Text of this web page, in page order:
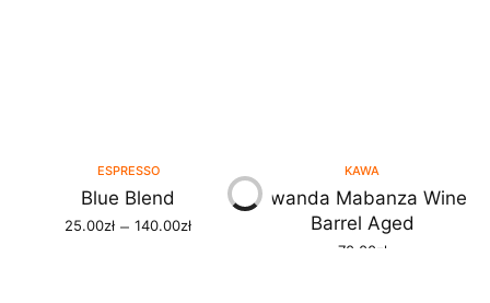
ESPRESSO
Blue Blend
25.00zł – 140.00zł
KAWA
Rwanda Mabanza Wine
Barrel Aged
70.00 zł